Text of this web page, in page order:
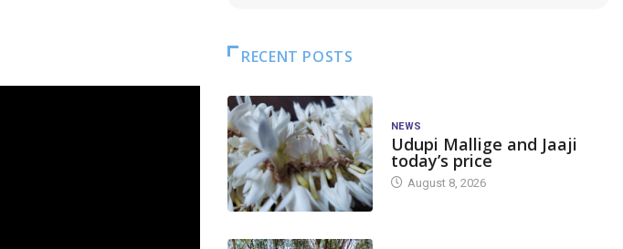
RECENT POSTS
NEWS
Udupi Mallige and Jaaji
today’s price
August 8, 2026